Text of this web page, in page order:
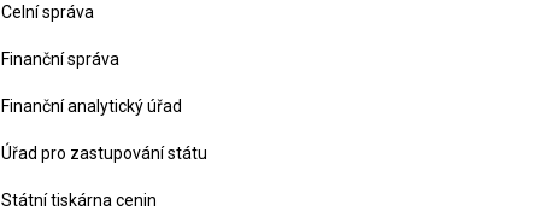
Celní správa
Finanční správa
Finanční analytický úřad
Úřad pro zastupování státu
Státní tiskárna cenin